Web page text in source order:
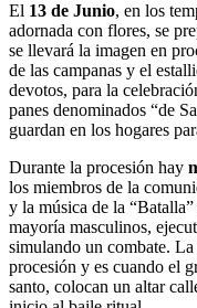
El 13 de Junio, en los
adornada con flores, se
se llevará la imagen en
de las campanas y el
devotos, para la
panes denominados “de
guardan en los hogares
Durante la procesión hay
los miembros de la
y la música de la
mayoría masculinos,
simulando un combate.
procesión y es cuando el
santo, colocan un altar